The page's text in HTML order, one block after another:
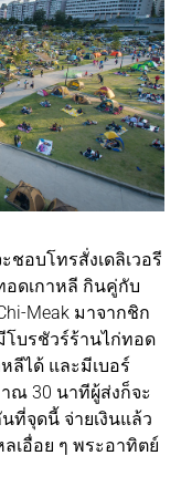
อบโทรสั่งเดลิเวอรี
ดเกาหลี กินคู่กับ
Meak มาจากชิก
โบรชัวร์ร้านไก่ทอด
ลีได้ และมีเบอร์
ณ 30 นาทีผู้ส่งก็จะ
ที่จุดนี้ จ่ายเงินแล้ว
เอื่อย ๆ พระอาทิตย์